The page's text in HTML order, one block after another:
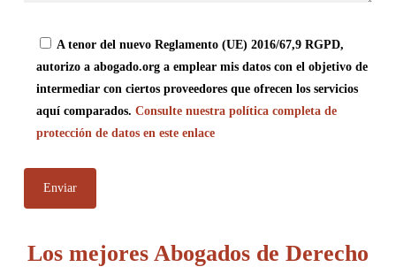
A tenor del nuevo Reglamento (UE) 2016/67,9 RGPD,
autorizo a abogado.org a emplear mis datos con el objetivo de
intermediar con ciertos proveedores que ofrecen los servicios
aquí comparados. Consulte nuestra política completa de
protección de datos en este enlace
Los mejores Abogados de Derecho